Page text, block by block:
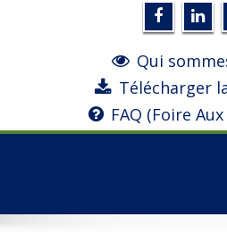
Qui
Télécharger
FAQ (Foire